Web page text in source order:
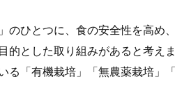
のひとつに、食の安全性を高め
的とした取り組みがあると考え
る「有機栽培」「無農薬栽培」